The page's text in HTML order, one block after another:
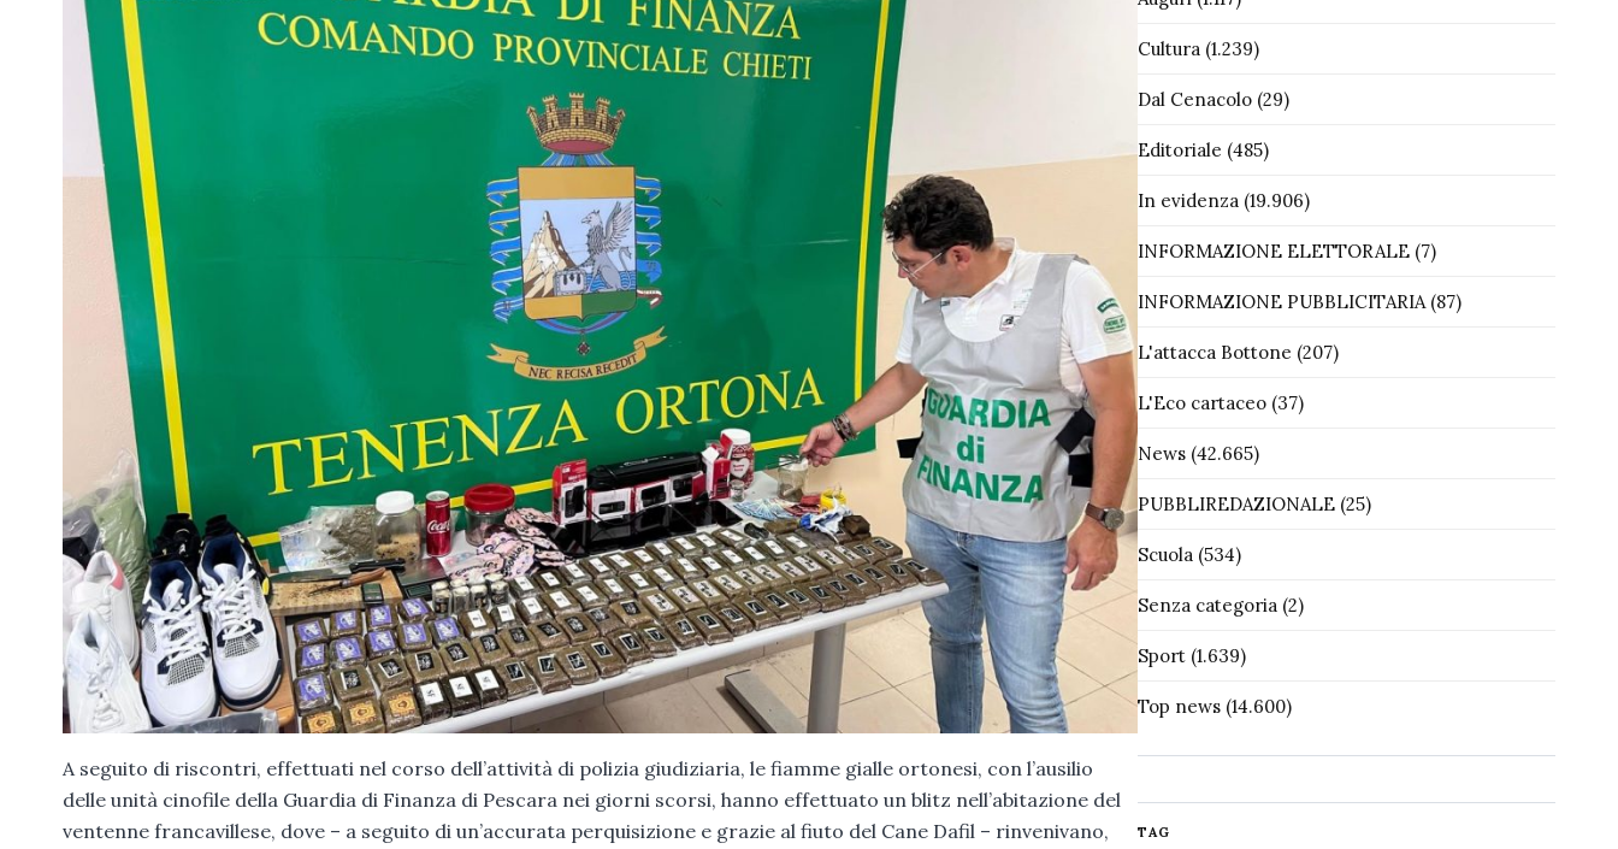
A seguito di riscontri, effettuati nel corso dell’attività di polizia giudiziaria, le fiamme gialle ortonesi, con l’ausilio
delle unità cinofile della Guardia di Finanza di Pescara nei giorni scorsi, hanno effettuato un blitz nell’abitazione del
ventenne francavillese, dove – a seguito di un’accurata perquisizione e grazie al fiuto del Cane Dafil – rinvenivano,
Cultura(1.239)
Dal Cenacolo(29)
Editoriale (485)
In evidenza(19.906)
INFORMAZIONE ELETTORALE(7)
INFORMAZIONE PUBBLICITARIA(87)
L'attacca Bottone (207)
L'Eco cartaceo(37)
News(42.665)
PUBBLIREDAZIONALE(25)
Scuola(534)
Senza categoria(2)
Sport(1.639)
Top news(14.600)
TAG